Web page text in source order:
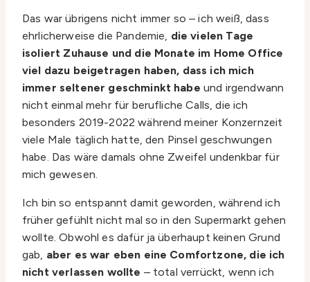
Das war übrigens nicht immer so – ich weiß, dass
ehrlicherweise die Pandemie, die vielen Tage
isoliert Zuhause und die Monate im Home Office
viel dazu beigetragen haben, dass ich mich
immer seltener geschminkt habe und irgendwann
nicht einmal mehr für berufliche Calls, die ich
besonders 2019-2022 während meiner Konzernzeit
viele Male täglich hatte, den Pinsel geschwungen
habe. Das wäre damals ohne Zweifel undenkbar für
mich gewesen.
Ich bin so entspannt damit geworden, während ich
früher gefühlt nicht mal so in den Supermarkt gehen
wollte. Obwohl es dafür ja überhaupt keinen Grund
gab, aber es war eben eine Comfortzone, die ich
nicht verlassen wollte – total verrückt, wenn ich